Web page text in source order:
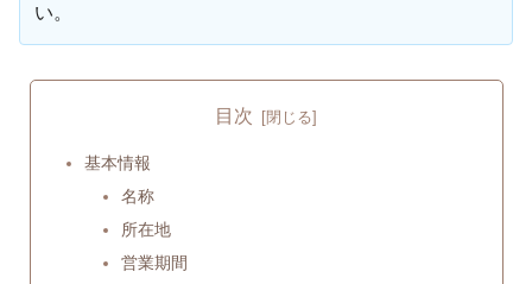
い。
目次
基本情報
名称
所在地
営業期間